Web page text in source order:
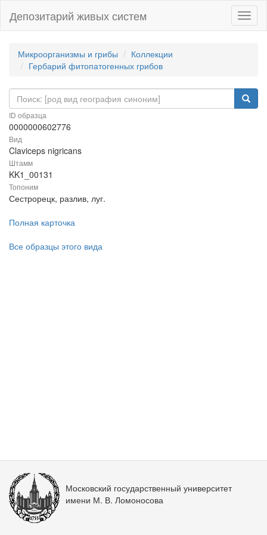
Депозитарий живых систем
Микроорганизмы и грибы
Коллекции
Гербарий фитопатогенных грибов
ID образца
0000000602776
Вид
Claviceps nigricans
Штамм
KK1_00131
Топоним
Сестрорецк, разлив, луг.
Полная карточка
Все образцы этого вида
Московский государственный университет
имени М. В. Ломоносова